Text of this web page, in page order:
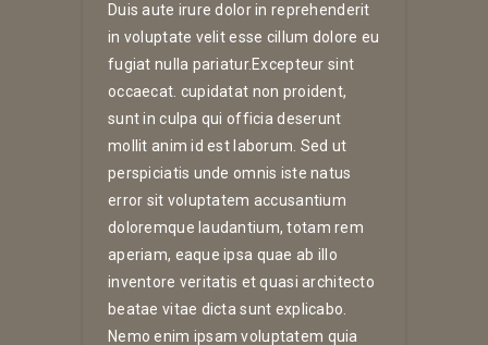
Duis aute irure dolor in reprehenderit
in voluptate velit esse cillum dolore eu
fugiat nulla pariatur.Excepteur sint
occaecat. cupidatat non proident,
sunt in culpa qui officia deserunt
mollit anim id est laborum. Sed ut
perspiciatis unde omnis iste natus
error sit voluptatem accusantium
doloremque laudantium, totam rem
aperiam, eaque ipsa quae ab illo
inventore veritatis et quasi architecto
beatae vitae dicta sunt explicabo.
Nemo enim ipsam voluptatem quia